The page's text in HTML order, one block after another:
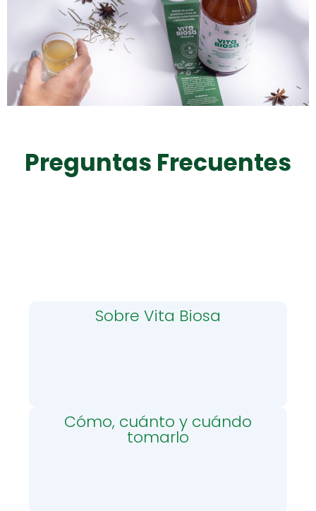
Preguntas Frecuentes
Sobre Vita Biosa
Cómo, cuánto y cuándo
tomarlo